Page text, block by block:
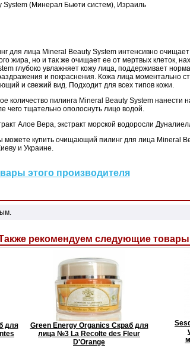
System (Минерал Бьюти систем), Израиль
для лица Mineral Beauty System интенсивно очищает
жира, но и так же очищает ее от мертвых клеток,
глубоко увлажняет кожу лица, поддерживает
и покраснения. Кожа лица моментально
и свежий вид. Подходит для всех типов кожи.
количество пилинга Mineral Beauty System нанести
тщательно ополоснуть лицо водой.
Алое Вера, экстракт морской водоросли
можете купить очищающий пилинг для лица Mineral
и Украине.
этого производителя
рекомендуем следующие
для
Green Energy Organics Скраб для
лица №3 La Recolte des Fleur
D'Orange